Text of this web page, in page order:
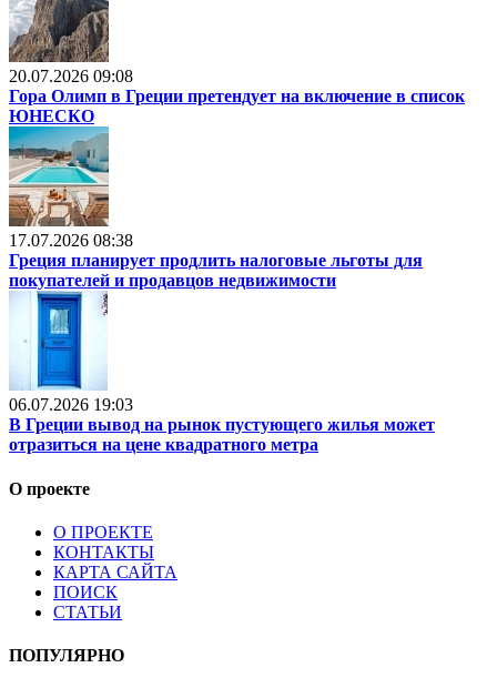
20.07.2026 09:08
Гора Олимп в Греции претендует на включение в список
ЮНЕСКО
17.07.2026 08:38
Греция планирует продлить налоговые льготы для
покупателей и продавцов недвижимости
06.07.2026 19:03
В Греции вывод на рынок пустующего жилья может
отразиться на цене квадратного метра
О проекте
О ПРОЕКТЕ
КОНТАКТЫ
КАРТА САЙТА
ПОИСК
СТАТЬИ
ПОПУЛЯРНО